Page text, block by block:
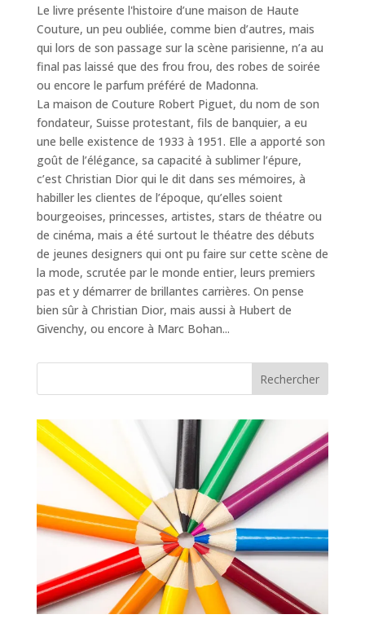
Le livre présente l'histoire d’une maison de Haute
Couture, un peu oubliée, comme bien d’autres, mais
qui lors de son passage sur la scène parisienne, n’a au
final pas laissé que des frou frou, des robes de soirée
ou encore le parfum préféré de Madonna.
La maison de Couture Robert Piguet, du nom de son
fondateur, Suisse protestant, fils de banquier, a eu
une belle existence de 1933 à 1951. Elle a apporté son
goût de l’élégance, sa capacité à sublimer l’épure,
c’est Christian Dior qui le dit dans ses mémoires, à
habiller les clientes de l’époque, qu’elles soient
bourgeoises, princesses, artistes, stars de théatre ou
de cinéma, mais a été surtout le théatre des débuts
de jeunes designers qui ont pu faire sur cette scène de
la mode, scrutée par le monde entier, leurs premiers
pas et y démarrer de brillantes carrières. On pense
bien sûr à Christian Dior, mais aussi à Hubert de
Givenchy, ou encore à Marc Bohan...
Rechercher